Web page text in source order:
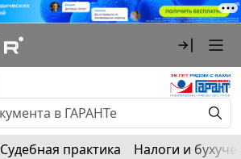
Судебная практика Налоги и